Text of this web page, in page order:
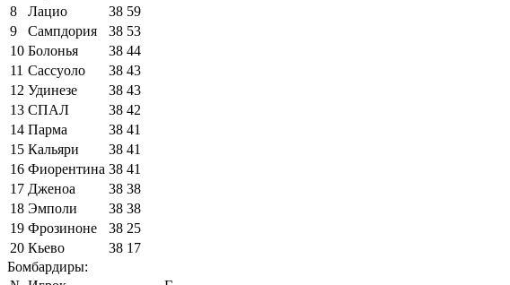
8
Лацио 38 59
9
Сампдория 38 53
10 Болонья 38 44
11 Сассуоло 38 43
12 Удинезе 38 43
13 СПАЛ 38 42
14 Парма 38 41
15 Кальяри 38 41
16 Фиорентина 38 41
17 Дженоа 38 38
18 Эмполи 38 38
19 Фрозиноне 38 25
20 Кьево 38 17
Бомбардиры: